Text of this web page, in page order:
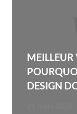
MEILLEUR
DESIGN